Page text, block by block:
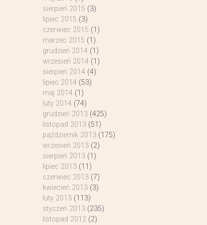
sierpień 2015 (3)
lipiec 2015 (3)
czerwiec 2015 (1)
marzec 2015 (1)
grudzień 2014(1)
wrzesień 2014(1)
sierpień 2014(4)
lipiec 2014(53)
maj 2014(1)
luty 2014(74)
grudzień 2013(425)
listopad 2013(51)
październik 2013(175)
wrzesień 2013(2)
sierpień 2013(1)
lipiec 2013(11)
czerwiec 2013(7)
kwiecień 2013(3)
luty 2013(113)
styczeń 2013(235)
listopad 2012(2)